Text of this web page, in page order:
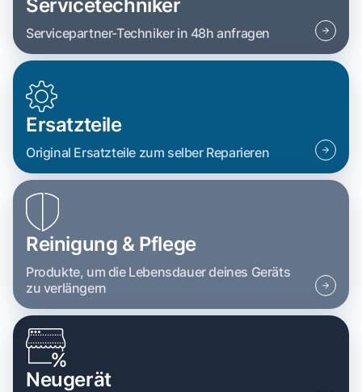
Servicetechniker
Servicepartner-Techniker in 48h anfragen
Ersatzteile
Original Ersatzteile zum selber Reparieren
Reinigung & Pflege
Produkte, um die Lebensdauer deines Geräts
zu verlängern
Neugerät